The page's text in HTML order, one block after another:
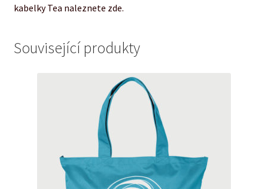
kabelky Tea naleznete zde.
Související produkty